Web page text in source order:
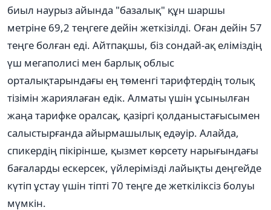
биыл наурыз айында "базалық" құн шаршы
метріне 69,2 теңгеге дейін жеткізілді. Оған дейін 57
теңге болған еді. Айтпақшы, біз сондай-ақ еліміздің
үш мегаполисі мен барлық облыс
орталықтарындағы ең төменгі тарифтердің толық
тізімін жариялаған едік. Алматы үшін ұсынылған
жаңа тарифке оралсақ, қазіргі қолданыстағысымен
салыстырғанда айырмашылық едәуір. Алайда,
спикердің пікірінше, қызмет көрсету нарығындағы
бағаларды ескерсек, үйлерімізді лайықты деңгейде
күтіп ұстау үшін тіпті 70 теңге де жеткіліксіз болуы
мүмкін.